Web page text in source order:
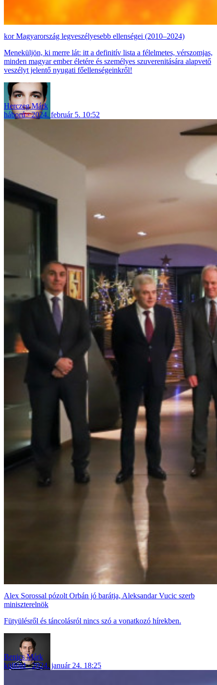
Magyarország legveszélyesebb ellenségei (2010–2024)
Meneküljön, ki merre lát: itt a definitív lista a félelmetes, vérszomjas,
minden magyar ember életére és személyes szuverenitására alapvető
veszélyt jelentő nyugati főellenségeinkről!
Herczeg Márk
háború
2024. február 5. 10:52
Alex Sorossal pózolt Orbán jó barátja, Aleksandar Vucic szerb
miniszterelnök
Fütyülésről és táncolásról nincs szó a vonatkozó hírekben.
Benics Márk
külföld
2024. január 24. 18:25